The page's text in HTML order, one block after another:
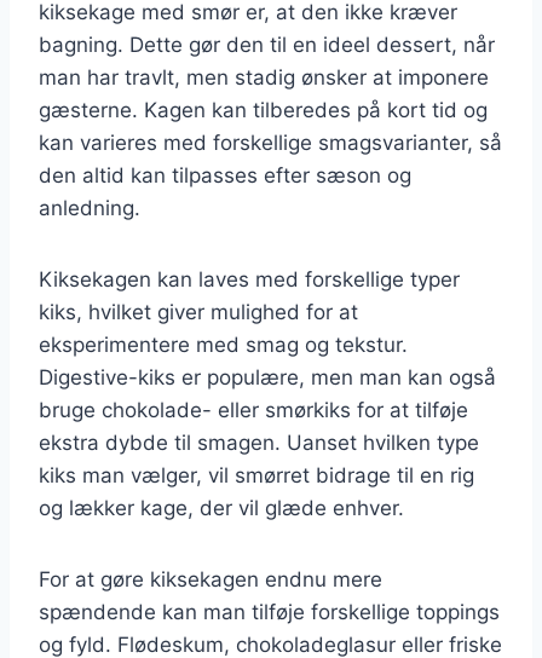
kiksekage med smør er, at den ikke kræver
bagning. Dette gør den til en ideel dessert, når
man har travlt, men stadig ønsker at imponere
gæsterne. Kagen kan tilberedes på kort tid og
kan varieres med forskellige smagsvarianter, så
den altid kan tilpasses efter sæson og
anledning.
Kiksekagen kan laves med forskellige typer
kiks, hvilket giver mulighed for at
eksperimentere med smag og tekstur.
Digestive-kiks er populære, men man kan også
bruge chokolade- eller smørkiks for at tilføje
ekstra dybde til smagen. Uanset hvilken type
kiks man vælger, vil smørret bidrage til en rig
og lækker kage, der vil glæde enhver.
For at gøre kiksekagen endnu mere
spændende kan man tilføje forskellige toppings
og fyld. Flødeskum, chokoladeglasur eller friske